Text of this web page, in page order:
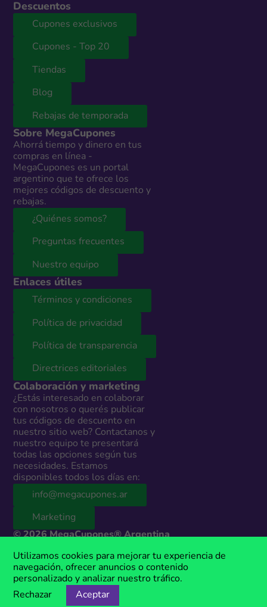
Descuentos
Cupones exclusivos
Cupones - Top 20
Tiendas
Blog
Rebajas de temporada
Sobre MegaCupones
Ahorrá tiempo y dinero en tus
compras en línea -
MegaCupones es un portal
argentino que te ofrece los
mejores códigos de descuento y
rebajas.
¿Quiénes somos?
Preguntas frecuentes
Nuestro equipo
Enlaces útiles
Términos y condiciones
Política de privacidad
Política de transparencia
Directrices editoriales
Colaboración y marketing
¿Estás interesado en colaborar
con nosotros o querés publicar
tus códigos de descuento en
nuestro sitio web? Contactanos y
nuestro equipo te presentará
todas las opciones según tus
necesidades. Estamos
disponibles todos los días en:
info@megacupones.ar
Marketing
© 2026 MegaCupones® Argentina
Este sitio web contiene enlaces de afiliados a productos y servicios de
terceros. Si realizás una compra a través de estos enlaces, podemos
recibir una comisión sin costo adicional para vos. MegaCupones® es
una marca registrada, propiedad de Anima Media.
Utilizamos cookies para mejorar tu experiencia de
navegación, ofrecer anuncios o contenido
personalizado y analizar nuestro tráfico.
Rechazar
Aceptar